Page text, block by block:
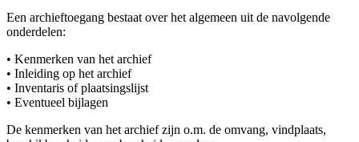
Een archieftoegang bestaat over het algemeen uit de navolgende
onderdelen:
• Kenmerken van het archief
• Inleiding op het archief
• Inventaris of plaatsingslijst
• Eventueel bijlagen
De kenmerken van het archief zijn o.m. de omvang, vindplaats,